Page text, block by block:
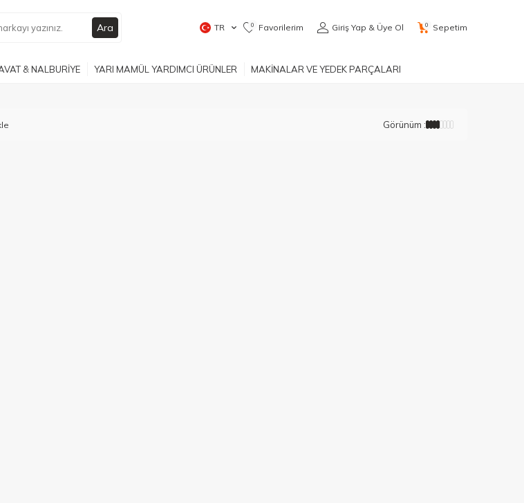
Ara TR 0 Favorilerim Giriş Yap & Üye Ol 0 Sepetim
& NALBURİYE YARI MAMÜL YARDIMCI ÜRÜNLER MAKİNALAR VE YEDEK PARÇALARI
Görünüm :